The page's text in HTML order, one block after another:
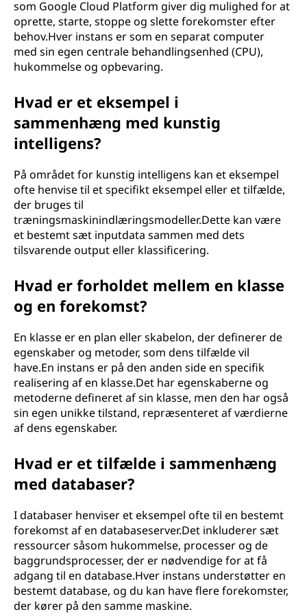
som Google Cloud Platform giver dig mulighed for at
oprette, starte, stoppe og slette forekomster efter
behov.Hver instans er som en separat computer
med sin egen centrale behandlingsenhed (CPU),
hukommelse og opbevaring.
Hvad er et eksempel i
sammenhæng med kunstig
intelligens?
På området for kunstig intelligens kan et eksempel
ofte henvise til et specifikt eksempel eller et tilfælde,
der bruges til
træningsmaskinindlæringsmodeller.Dette kan være
et bestemt sæt inputdata sammen med dets
tilsvarende output eller klassificering.
Hvad er forholdet mellem en klasse
og en forekomst?
En klasse er en plan eller skabelon, der definerer de
egenskaber og metoder, som dens tilfælde vil
have.En instans er på den anden side en specifik
realisering af en klasse.Det har egenskaberne og
metoderne defineret af sin klasse, men den har også
sin egen unikke tilstand, repræsenteret af værdierne
af dens egenskaber.
Hvad er et tilfælde i sammenhæng
med databaser?
I databaser henviser et eksempel ofte til en bestemt
forekomst af en databaseserver.Det inkluderer sæt
ressourcer såsom hukommelse, processer og de
baggrundsprocesser, der er nødvendige for at få
adgang til en database.Hver instans understøtter en
bestemt database, og du kan have flere forekomster,
der kører på den samme maskine.